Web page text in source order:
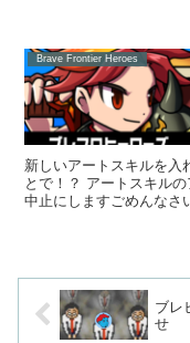
Brave Frontier Heroes
新しいアートスキルを入れ
とで！？ アートスキルのアイデアを勝手に募集！！ｗ してましたが
中止にしますごめんなさい！ アートスキルの内容はある程
ブレ
せ